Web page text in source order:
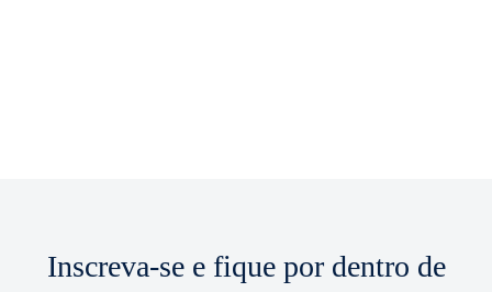
Inscreva-se e fique por dentro de